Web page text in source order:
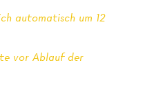
automatisch um 12
vor Ablauf der